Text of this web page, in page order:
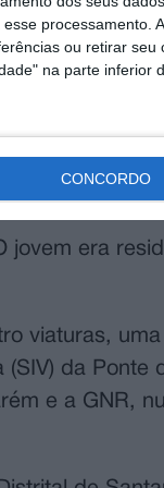
processamento.
ou retirar seu
na parte inferior
CONCORDO
a manobras
equipas de
ficou
jovem era
viaturas,
da Ponte
e a GNR,